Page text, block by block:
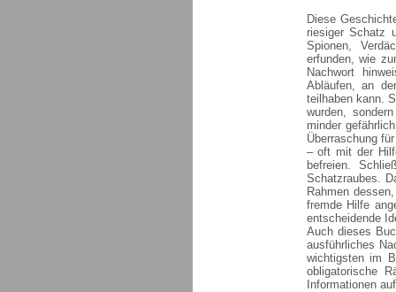
Diese
riesiger Schatz
Spionen,
erfunden, wie
Nachwort
Abläufen, an
teilhaben kann.
wurden,
minder
Überraschung
– oft mit der
befreien.
Schatzraubes.
Rahmen
fremde Hilfe
entscheidende
Auch dieses
ausführliches
wichtigsten im
obligatorische
Informationen